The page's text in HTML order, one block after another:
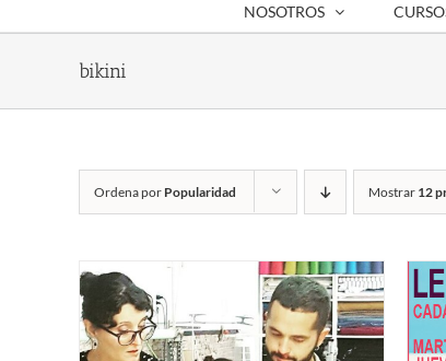
NOSOTROS
bikini
Ordena por Popularidad Mostrar 12